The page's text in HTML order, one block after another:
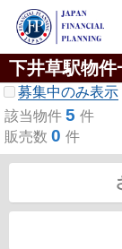
下井草駅物件
募集中のみ表示
該当物件 5 件
販売数 0 件